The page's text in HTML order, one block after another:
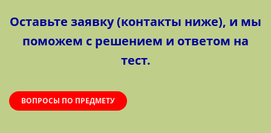
Оставьте заявку (контакты ниже), и мы
поможем с решением и ответом на
тест.
ВОПРОСЫ ПО ПРЕДМЕТУ